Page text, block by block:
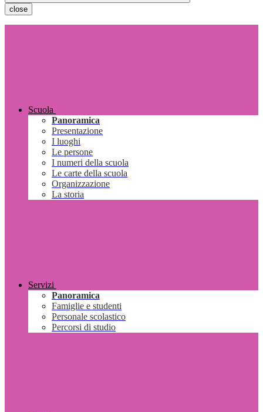
close
Scuola
Panoramica
Presentazione
I luoghi
Le persone
I numeri della scuola
Le carte della scuola
Organizzazione
La storia
Servizi
Panoramica
Famiglie e studenti
Personale scolastico
Percorsi di studio